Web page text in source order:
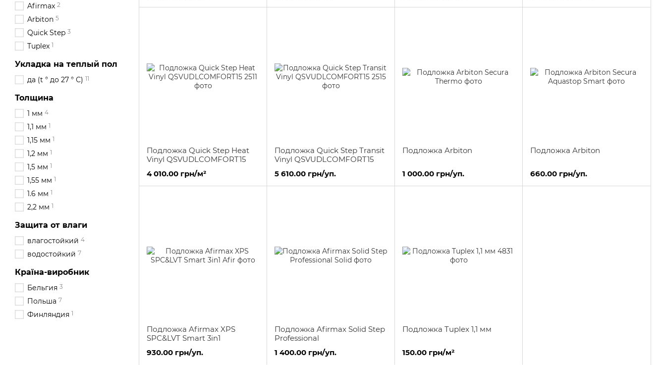
Подложка Quick Step Heat
Vinyl QSVUDLCOMFORT15
4 010.00 грн/м²
Подложка Quick Step Transit
Vinyl QSVUDLCOMFORT15
5 610.00 грн/уп.
Подложка Arbiton
1 000.00 грн/уп.
Подложка Arbiton
660.00 грн/уп.
Подложка Afirmax XPS
SPC&LVT Smart 3in1
930.00 грн/уп.
Подложка Afirmax Solid Step
Professional
1 400.00 грн/уп.
Подложка Tuplex 1,1 мм
150.00 грн/м²
Afirmax 2
Arbiton 5
Quick Step 3
Tuplex 1
Укладка на теплый пол
да (t ° до 27 ° С) 11
Толщина
1 мм 4
1,1 мм 1
1,15 мм 1
1,2 мм 1
1,5 мм 1
1,55 мм 1
1.6 мм 1
2,2 мм 1
Защита от влаги
влагостойкий 4
водостойкий 7
Країна-виробник
Бельгия 3
Польша 7
Финляндия 1